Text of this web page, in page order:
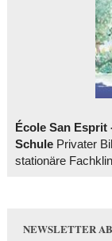
École San
SchulePrivater
stationäre
NEWSLETTER